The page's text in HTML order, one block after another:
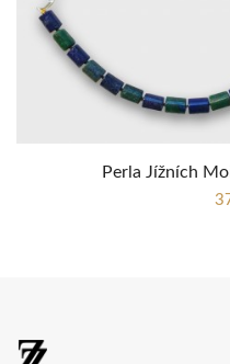
Perla Jížních